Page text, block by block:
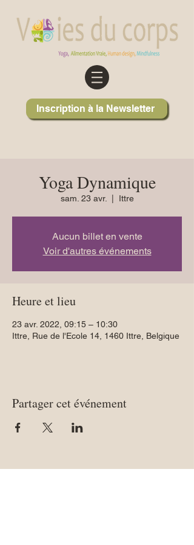
Inscription à la Newsletter
Yoga Dynamique
sam. 23 avr. Ittre
Aucun billet en vente
Voir d'autres événements
Heure et lieu
23 avr. 2022, 09:15 – 10:30
Ittre, Rue de l'Ecole 14, 1460 Ittre, Belgique
Partager cet événement